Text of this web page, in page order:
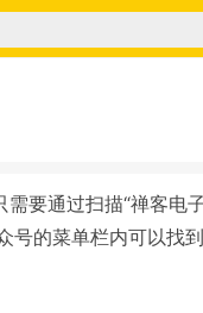
要通过扫描“禅客电
的菜单栏内可以找